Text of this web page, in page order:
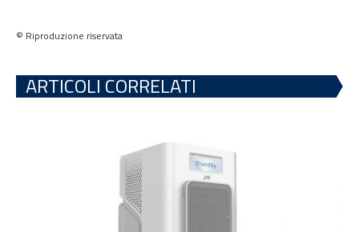
© Riproduzione riservata
ARTICOLI CORRELATI